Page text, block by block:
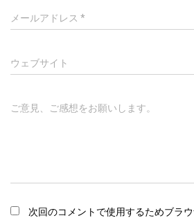
メールアドレス *
ウェブサイト
ご意見、ご感想をお願いします。
次回のコメントで使用するためブラ